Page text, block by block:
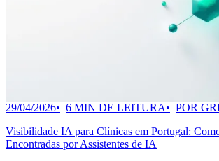
29/04/2026 6 MIN DE LEITURA
POR
Visibilidade IA para Clínicas em Portugal:
Encontradas por Assistentes de IA